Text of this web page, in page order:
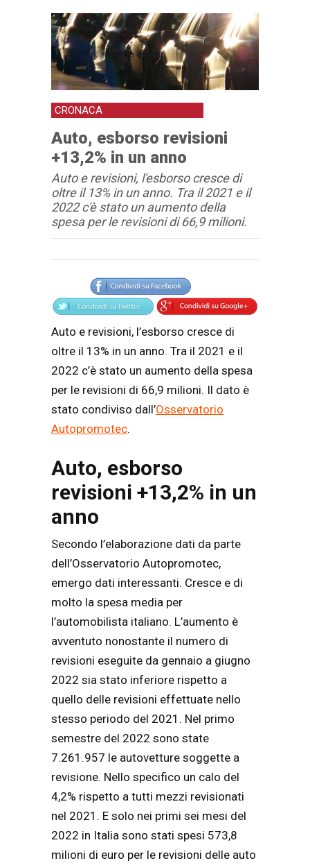
CRONACA
Auto, esborso revisioni
+13,2% in un anno
Auto e revisioni, l'esborso cresce di
oltre il 13% in un anno. Tra il 2021 e il
2022 c'è stato un aumento della
spesa per le revisioni di 66,9 milioni.
Articolo
Testo articolo principale
Auto e revisioni, l’esborso cresce di
oltre il 13% in un anno. Tra il 2021 e il
2022 c’è stato un aumento della spesa
per le revisioni di 66,9 milioni. Il dato è
stato condiviso dall’Osservatorio
Autopromotec.
Auto, esborso
revisioni +13,2% in un
anno
Secondo l’elaborazione dati da parte
dell’Osservatorio Autopromotec,
emergo dati interessanti. Cresce e di
molto la spesa media per
l’automobilista italiano. L’aumento è
avventuto nonostante il numero di
revisioni eseguite da gennaio a giugno
2022 sia stato inferiore rispetto a
quello delle revisioni effettuate nello
stesso periodo del 2021. Nel primo
semestre del 2022 sono state
7.261.957 le autovetture soggette a
revisione. Nello specifico un calo del
4,2% rispetto a tutti mezzi revisionati
nel 2021. E solo nei primi sei mesi del
2022 in Italia sono stati spesi 573,8
milioni di euro per le revisioni delle auto